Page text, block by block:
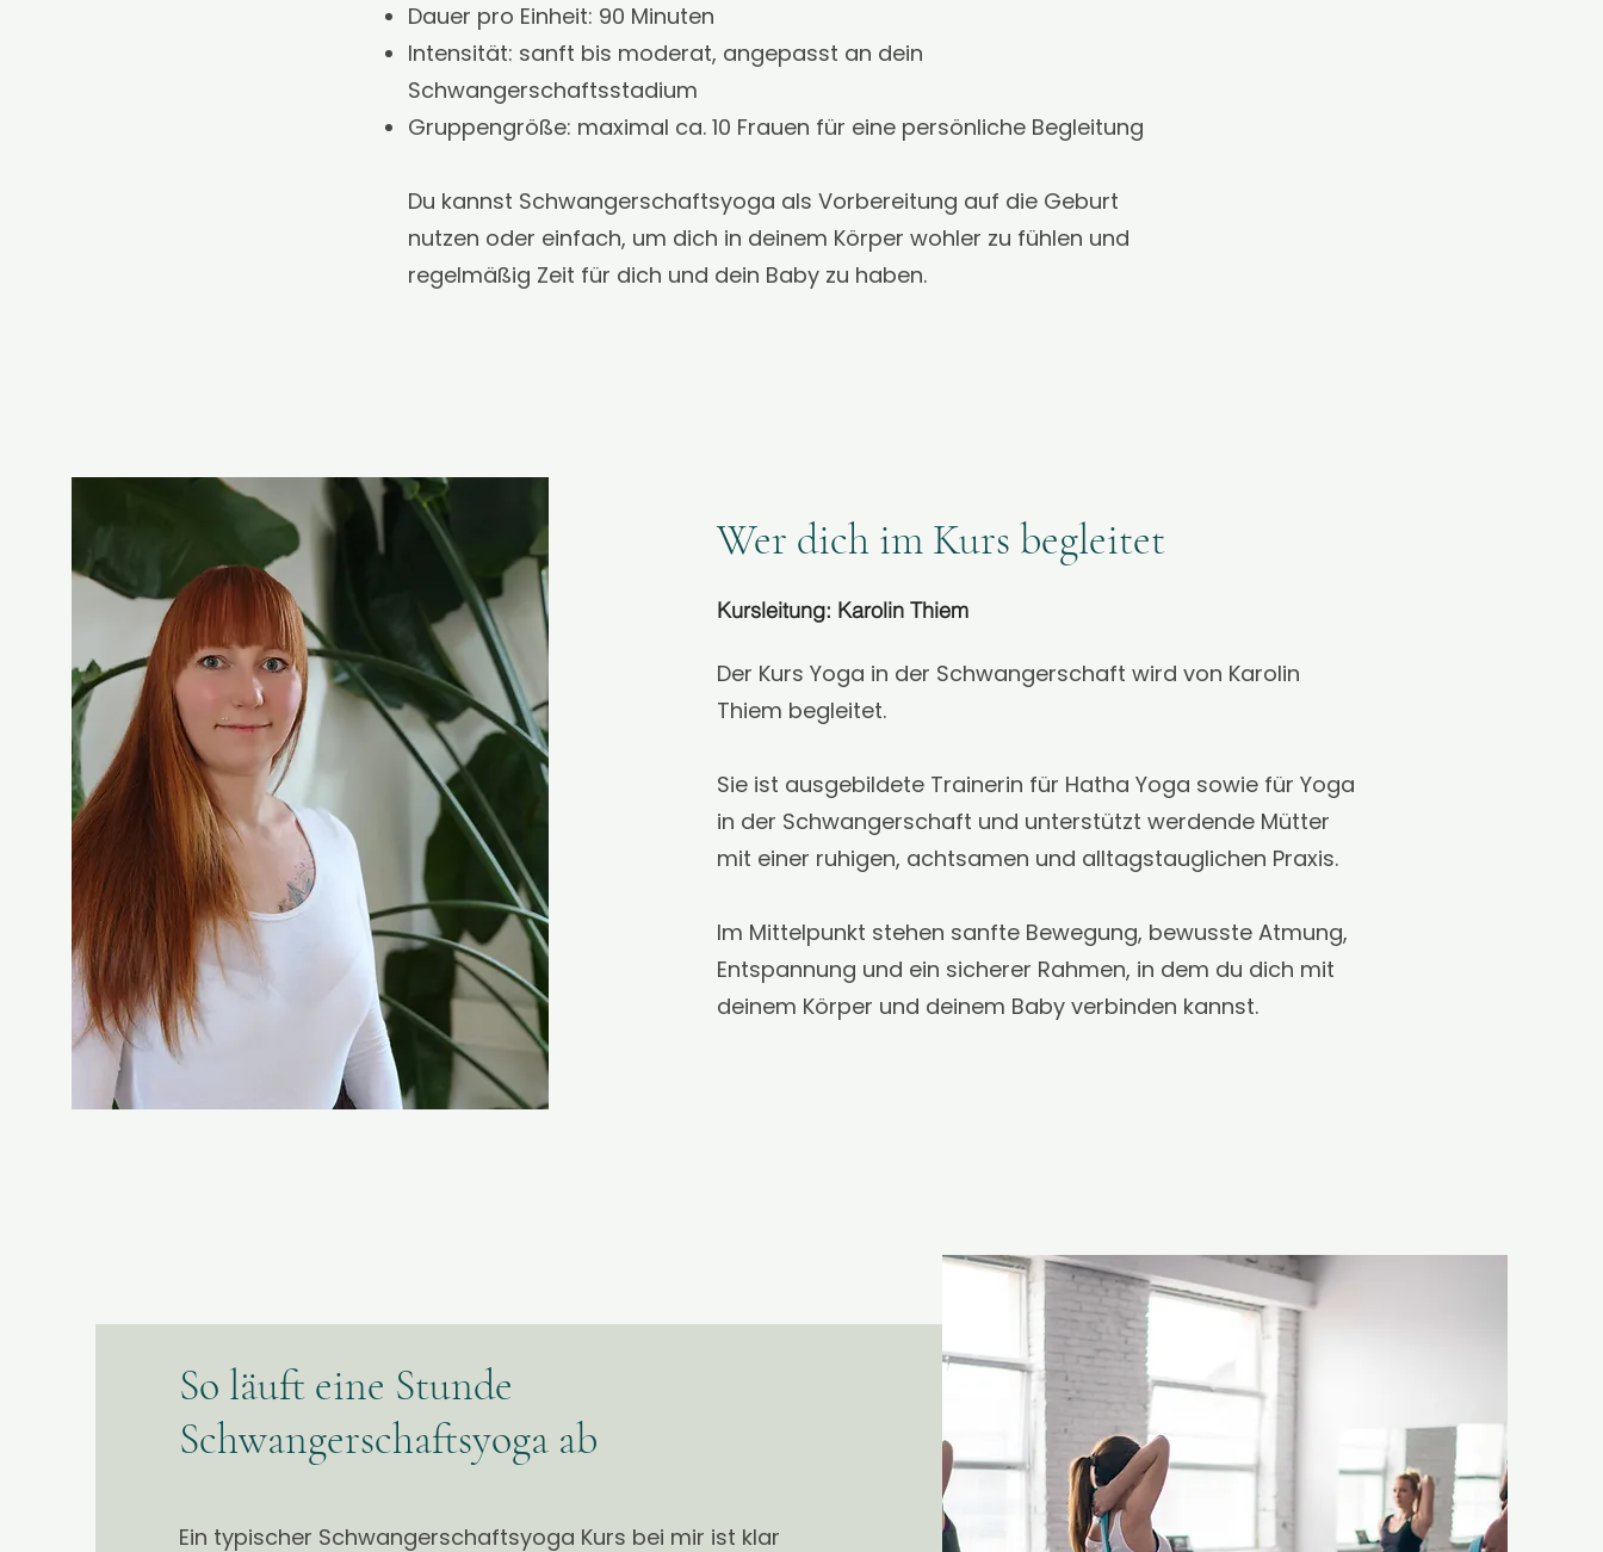
Dauer pro Einheit: 90 Minuten
Intensität: sanft bis moderat, angepasst an dein
Schwangerschaftsstadium
Gruppengröße: maximal ca. 10 Frauen für eine persönliche Begleitung
Du kannst Schwangerschaftsyoga als Vorbereitung auf die Geburt
nutzen oder einfach, um dich in deinem Körper wohler zu fühlen und
regelmäßig Zeit für dich und dein Baby zu haben.
Wer dich im Kurs begleitet
Kursleitung: Karolin Thiem
Der Kurs Yoga in der Schwangerschaft wird von Karolin
Thiem begleitet.
Sie ist ausgebildete Trainerin für Hatha Yoga sowie für Yoga
in der Schwangerschaft und unterstützt werdende Mütter
mit einer ruhigen, achtsamen und alltagstauglichen Praxis.
Im Mittelpunkt stehen sanfte Bewegung, bewusste Atmung,
Entspannung und ein sicherer Rahmen, in dem du dich mit
deinem Körper und deinem Baby verbinden kannst.
So läuft eine Stunde
Schwangerschaftsyoga ab
Ein typischer Schwangerschaftsyoga Kurs bei mir ist klar